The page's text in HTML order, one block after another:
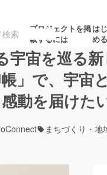
プロジェクトを掲
載するには
はじ
める
注目の新着プロ
ジェクト
募集終了
ロジェクト
宇宙を巡る
」で、宇宙
感動を届けた
まちづくり・地